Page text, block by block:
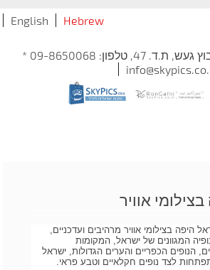
Hebrew
English
-- כתובת: נתניה - קיבוץ געש, ת.ד. 47, טלפון: 09-8650068 *
אוויר
בצילומי אוויר מרהיבים ועדכניים,
המגוונים של ישראל, המקומות
הנופים הכפריים והערים הגדולות, ישראל
לצד נופים חקלאיים וטבע פראי.